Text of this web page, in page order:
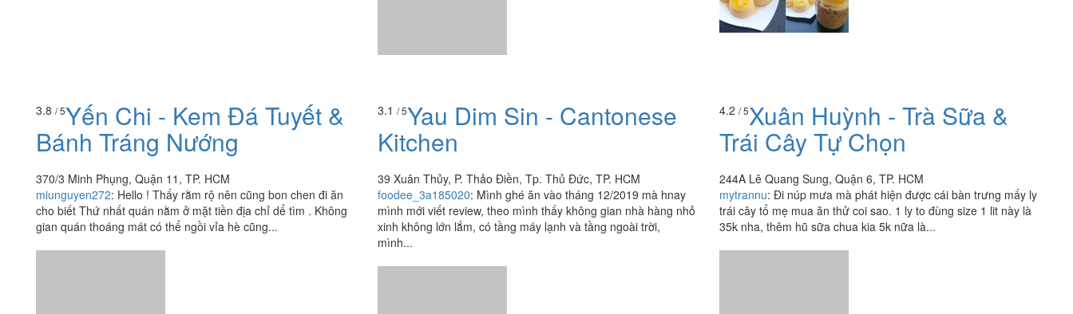
Bánh Tráng Nướng
370/3 Minh Phụng, Quận 11, TP. HCM
miunguyen272
Hello ! Thấy rằm rộ nên cũng bon chen đi ăn
cho biết Thứ nhất quán nằm ở mặt tiền địa chỉ dể tìm . Không
gian quán thoáng mát có thể ngồi vỉa hè cũng...
Kitchen
39 Xuân Thủy, P. Thảo Điền, Tp. Thủ Đức, TP. HCM
foodee_3a185020: Mình ghé ăn vào tháng 12/2019 mà hnay
mình mới viết review, theo mình thấy không gian nhà hàng nhỏ
xinh không lớn lắm, có tầng máy lạnh và tầng ngoài trời,
mình...
Trái Cây Tự Chọn
244A Lê Quang Sung, Quận 6, TP. HCM
mytrannu: Đi núp mưa mà phát hiện được cái bàn trưng mấy ly
trái cây tổ mẹ mua ăn thử coi sao. 1 ly to đùng size 1 lit này là
35k nha, thêm hũ sữa chua kia 5k nữa là...